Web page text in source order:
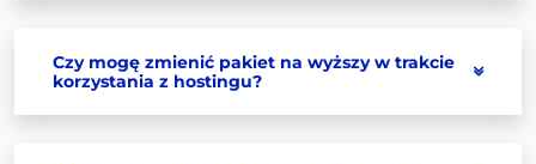
Czy mogę zmienić pakiet na wyższy w trakcie
korzystania z hostingu?